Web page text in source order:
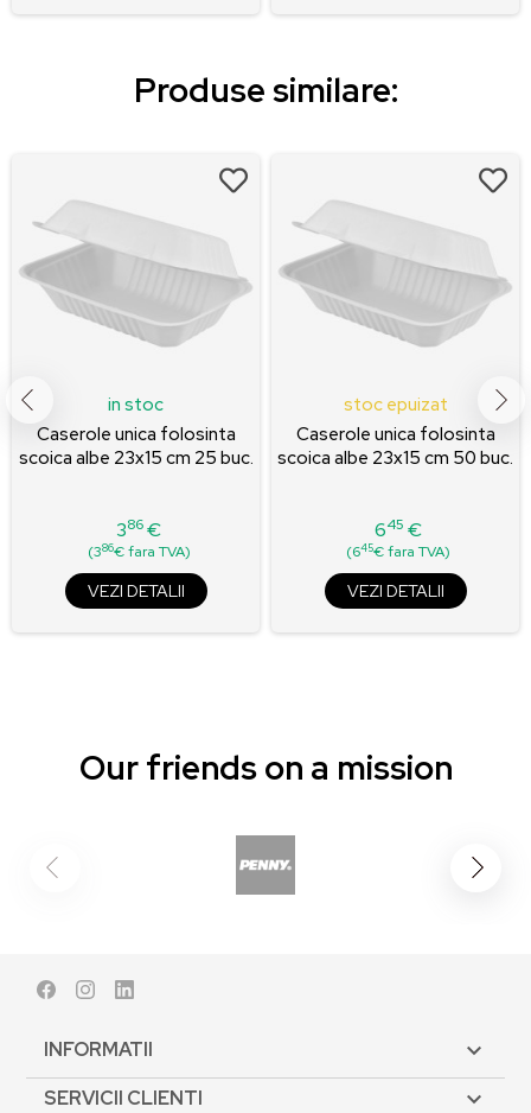
Produse similare:
in stoc
Caserole unica folosinta
scoica albe 23x15 cm 25 buc.
Pret
386€
(386€ fara TVA)
VEZI DETALII
stoc epuizat
Caserole unica folosinta
scoica albe 23x15 cm 50 buc.
Pret
645 €
(645€ fara TVA)
VEZI DETALII
Our friends on a mission
FacebookInstagram
INFORMATII 
SERVICII CLIENTI 